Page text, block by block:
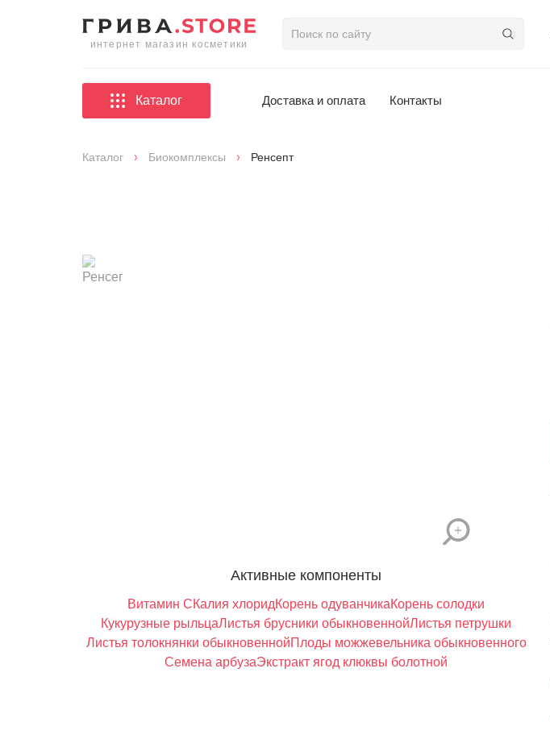
интернет магазин косметики
Каталог Доставка и оплата Контакты
Каталог Биокомплексы Ренсепт
Активные компоненты
Витамин СКалия хлоридКорень одуванчикаКорень солодки
Кукурузные рыльцаЛистья брусники обыкновеннойЛистья петрушки
Листья толокнянки обыкновеннойПлоды можжевельника обыкновенного
Семена арбузаЭкстракт ягод клюквы болотной